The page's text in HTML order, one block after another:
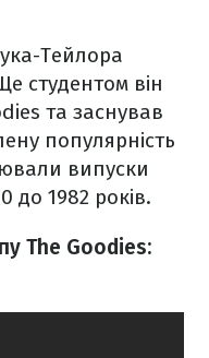
Тейлора
студентом він
та заснував
популярність
випуски
до 1982 років.
The Goodies: